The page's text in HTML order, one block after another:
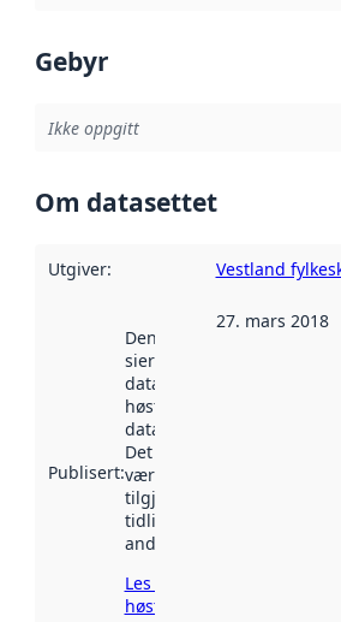
Gebyr
Ikke oppgitt
Om datasettet
Utgiver: Vestland
Publisert:
Denne datoen
sier når
datasettet ble
høstet av
data.norge.no.
Det kan ha
vært
tilgjengelig
tidligere
andre steder.
Les mer om
høsting her
27. mars 2018